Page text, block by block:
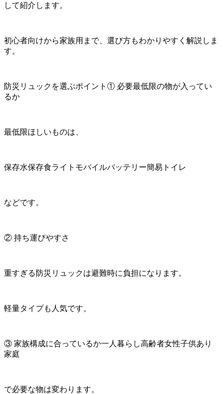
して紹介します。
初心者向けから家族用まで、選び方もわかりやすく解説しま
す。
防災リュックを選ぶポイント① 必要最低限の物が入ってい
るか
最低限ほしいものは、
保存水保存食ライトモバイルバッテリー簡易トイレ
などです。
② 持ち運びやすさ
重すぎる防災リュックは避難時に負担になります。
軽量タイプも人気です。
③ 家族構成に合っているか一人暮らし高齢者女性子供あり
家庭
で必要な物は変わります。